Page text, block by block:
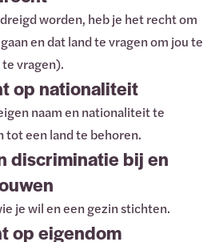
worden, heb je het recht om
en dat land te vragen om jou te
vragen).
op nationaliteit
naam en nationaliteit te
tot een land te behoren.
discriminatie bij en
je wil en een gezin stichten.
op eigendom